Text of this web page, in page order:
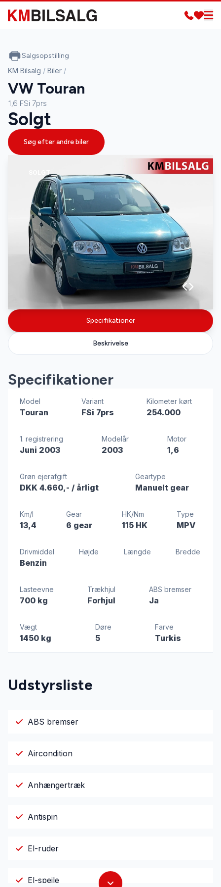
SOLGT
Specifikationer
Beskrivelse
Specifikationer
Model
Touran
Variant
FSi 7prs
Kilometer kørt
254.000
1. registrering
Juni 2003
Modelår
2003
Motor
1,6
Grøn ejerafgift
DKK 4.660,- / årligt
Geartype
Manuelt gear
Km/l
13,4
Gear
6 gear
HK/Nm
115 HK
Type
MPV
Drivmiddel
Benzin
Højde Længde Bredde
Lasteevne
700 kg
Trækhjul
Forhjul
ABS bremser
Ja
Vægt
1450 kg
Døre
5
Farve
Turkis
Udstyrsliste
ABS bremser
Aircondition
Anhængertræk
Antispin
El-ruder
El-spejle
Salgsopstilling
KM Bilsalg / Biler /
VW Touran
1,6 FSi 7prs
Solgt
Søg efter andre biler